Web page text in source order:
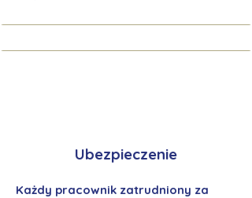
Ubezpieczenie
Każdy pracownik zatrudniony za